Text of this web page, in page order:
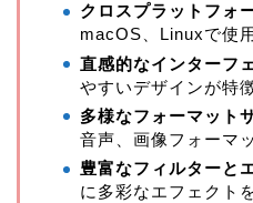
クロスプラットフォ
macOS、Linuxで使
直感的なインターフ
やすいデザインが特徴
多様なフォーマット
音声、画像フォーマ
豊富なフィルターと
に多彩なエフェクト